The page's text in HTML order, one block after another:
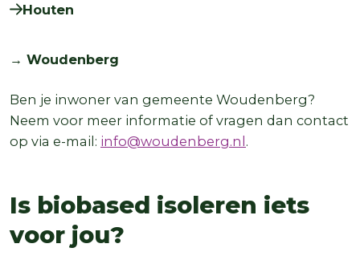
Houten
→ Woudenberg
Ben je inwoner van gemeente Woudenberg?
Neem voor meer informatie of vragen dan contact
op via e-mail: info@woudenberg.nl.
Is biobased isoleren iets
voor jou?